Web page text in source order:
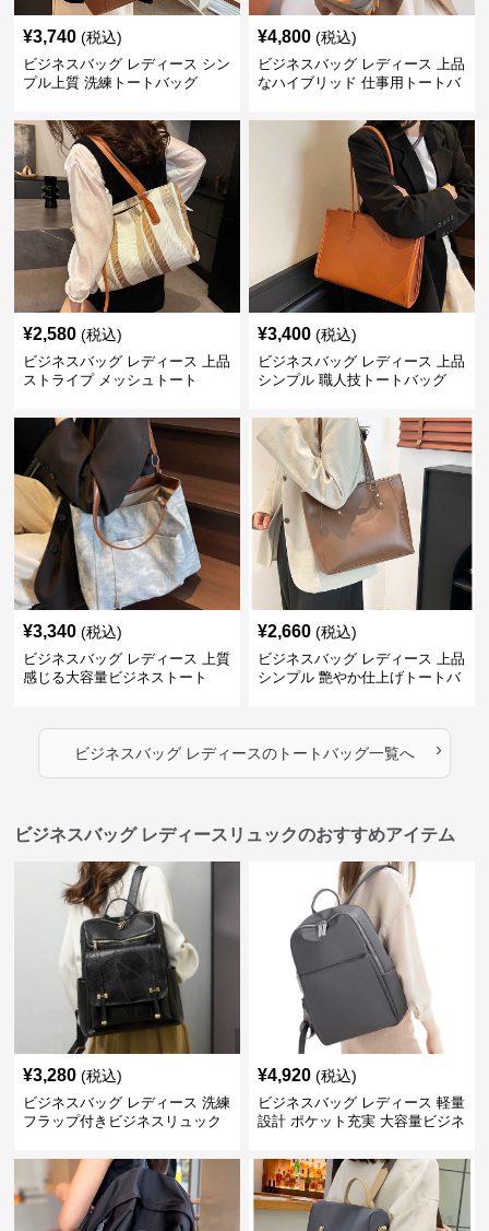
¥3,740 (税込)
ビジネスバッグ レディース シン
プル上質 洗練トートバッグ
¥4,800 (税込)
ビジネスバッグ レディース 上品
なハイブリッド 仕事用トートバ
¥2,580 (税込)
ビジネスバッグ レディース 上品
ストライプ メッシュトート
¥3,400 (税込)
ビジネスバッグ レディース 上品
シンプル 職人技トートバッグ
¥3,340 (税込)
ビジネスバッグ レディース 上質
感じる大容量ビジネストート
¥2,660 (税込)
ビジネスバッグ レディース 上品
シンプル 艶やか仕上げトートバ
ビジネスバッグ レディースのトートバッグ一覧へ ›
ビジネスバッグ レディースリュックのおすすめアイテム
¥3,280 (税込)
ビジネスバッグ レディース 洗練
フラップ付きビジネスリュック
¥4,920 (税込)
ビジネスバッグ レディース 軽量
設計 ポケット充実 大容量ビジネ